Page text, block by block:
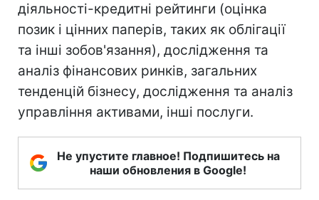
діяльності-кредитні рейтинги (оцінка
позик і цінних паперів, таких як облігації
та інші зобов'язання), дослідження та
аналіз фінансових ринків, загальних
тенденцій бізнесу, дослідження та аналіз
управління активами, інші послуги.
Не упустите главное! Подпишитесь на
наши обновления в Google!